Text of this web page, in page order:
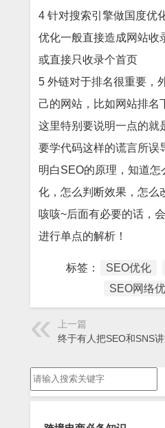
4 针对搜索引擎做国度优
优化一般直接造成网站收
或直接只收录个首页
5 外链对于排名很重要，
己的网站，比如网站排名
这里特别要说明一点的就
要学代码这样的谎言所误
明白SEO的原理，知道怎
化，怎么判断效果，怎么
咳咳~后面有必要的话，
进行单点的解析！
标签： SEO优化
SEO网络
上一篇
终于有人把SEO和SNS讲